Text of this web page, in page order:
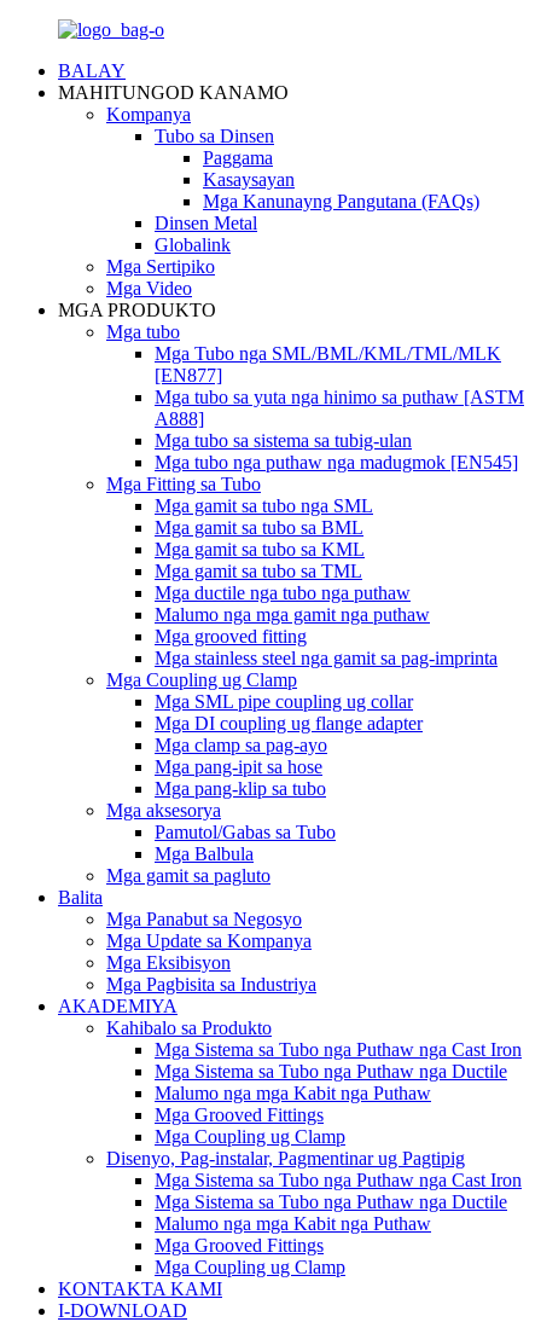
BALAY
MAHITUNGOD KANAMO
Kompanya
Tubo sa Dinsen
Paggama
Kasaysayan
Mga Kanunayng Pangutana (FAQs)
Dinsen Metal
Globalink
Mga Sertipiko
Mga Video
MGA PRODUKTO
Mga tubo
Mga Tubo nga SML/BML/KML/TML/MLK
[EN877]
Mga tubo sa yuta nga hinimo sa puthaw [ASTM
A888]
Mga tubo sa sistema sa tubig-ulan
Mga tubo nga puthaw nga madugmok [EN545]
Mga Fitting sa Tubo
Mga gamit sa tubo nga SML
Mga gamit sa tubo sa BML
Mga gamit sa tubo sa KML
Mga gamit sa tubo sa TML
Mga ductile nga tubo nga puthaw
Malumo nga mga gamit nga puthaw
Mga grooved fitting
Mga stainless steel nga gamit sa pag-imprinta
Mga Coupling ug Clamp
Mga SML pipe coupling ug collar
Mga DI coupling ug flange adapter
Mga clamp sa pag-ayo
Mga pang-ipit sa hose
Mga pang-klip sa tubo
Mga aksesorya
Pamutol/Gabas sa Tubo
Mga Balbula
Mga gamit sa pagluto
Balita
Mga Panabut sa Negosyo
Mga Update sa Kompanya
Mga Eksibisyon
Mga Pagbisita sa Industriya
AKADEMIYA
Kahibalo sa Produkto
Mga Sistema sa Tubo nga Puthaw nga Cast Iron
Mga Sistema sa Tubo nga Puthaw nga Ductile
Malumo nga mga Kabit nga Puthaw
Mga Grooved Fittings
Mga Coupling ug Clamp
Disenyo, Pag-instalar, Pagmentinar ug Pagtipig
Mga Sistema sa Tubo nga Puthaw nga Cast Iron
Mga Sistema sa Tubo nga Puthaw nga Ductile
Malumo nga mga Kabit nga Puthaw
Mga Grooved Fittings
Mga Coupling ug Clamp
KONTAKTA KAMI
I-DOWNLOAD